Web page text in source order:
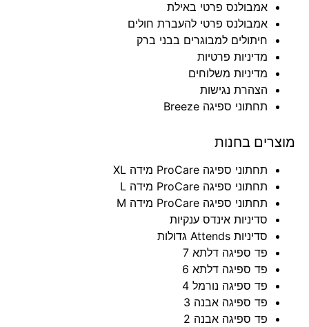
אמבולנס פרטי באילת
אמבולנס פרטי להעברת חולים
חיתולים למבוגרים בבני ברק
מדיניות פרטיות
מדיניות משלוחים
הצהרת נגישות
תחתוני ספיגה Breeze
מוצרים בחנות
תחתוני ספיגה ProCare מידה XL
תחתוני ספיגה ProCare מידה L
תחתוני ספיגה ProCare מידה M
סדיניות אינדס ענקיות
סדיניות Attends גדולות
פד ספיגה דלתא 7
פד ספיגה דלתא 6
פד ספיגה נורמל 4
פד ספיגה אבנה 3
פד ספיגה אבנה 2